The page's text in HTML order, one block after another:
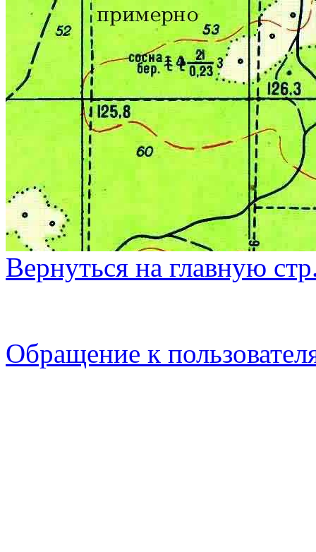
Вернуться на главную
Обращение к